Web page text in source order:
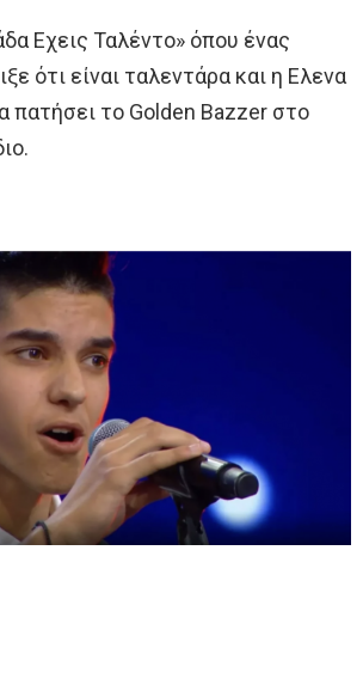
Εχεις Ταλέντο» όπου ένας
ότι είναι ταλεντάρα και η Ελενα
πατήσει το Golden Bazzer στο